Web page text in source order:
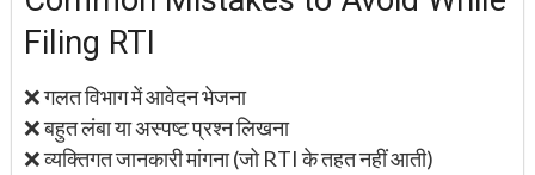
Filing RTI
❌ गलत विभाग में आवेदन भेजना
❌ बहुत लंबा या अस्पष्ट प्रश्न लिखना
❌ व्यक्तिगत जानकारी मांगना (जो RTI के तहत नहीं आती)